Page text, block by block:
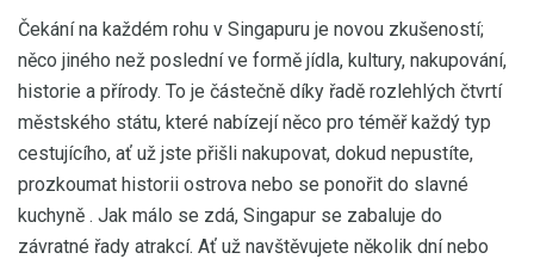
Čekání na každém rohu v Singapuru je novou zkušeností;
něco jiného než poslední ve formě jídla, kultury, nakupování,
historie a přírody. To je částečně díky řadě rozlehlých čtvrtí
městského státu, které nabízejí něco pro téměř každý typ
cestujícího, ať už jste přišli nakupovat, dokud nepustíte,
prozkoumat historii ostrova nebo se ponořit do slavné
kuchyně . Jak málo se zdá, Singapur se zabaluje do
závratné řady atrakcí. Ať už navštěvujete několik dní nebo